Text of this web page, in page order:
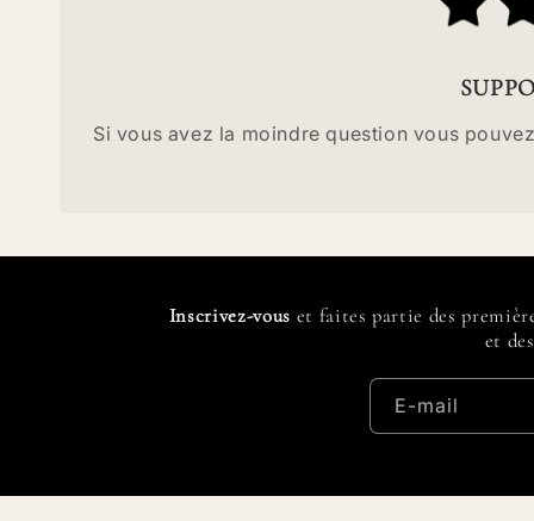
Si vous avez la moindre question vous
Inscrivez-vous et faites partie des
et
E-mail